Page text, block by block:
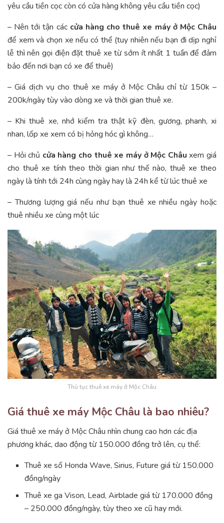
yêu cầu tiền cọc còn có cửa hàng không yêu cầu tiền cọc)
– Nên tới tận các cửa hàng cho thuê xe máy ở Mộc Châu
để xem và chọn xe nếu có thể (tuy nhiên nếu bạn đi dịp nghỉ
lễ thì nên gọi điện đặt thuê xe từ sớm ít nhất 1 tuần để đảm
bảo đến nơi bạn có xe để thuê)
– Giá dịch vụ cho thuê xe máy ở Mộc Châu chỉ từ 150k –
200k/ngày tùy vào dòng xe và thời gian thuê xe.
– Khi thuê xe, nhớ kiểm tra thật kỹ đèn, gương, phanh, xi
nhan, lốp xe xem có bị hỏng hóc gì không…
– Hỏi chủ cửa hàng cho thuê xe máy ở Mộc Châu xem giá
cho thuê xe tính theo thời gian như thế nào, thuê xe theo
ngày là tính tới 24h cùng ngày hay là 24h kể từ lúc thuê xe
– Thương lượng giá nếu như bạn thuê xe nhiều ngày hoặc
thuê nhiều xe cùng một lúc
Thủ tục thuê xe máy ở Mộc Châu
Giá thuê xe máy Mộc Châu là bao nhiêu?
Giá thuê xe máy ở Mộc Châu nhìn chung cao hơn các địa
phương khác, dao động từ 150.000 đồng trở lên, cụ thể:
Thuê xe số Honda Wave, Sirius, Future giá từ 150.000
đồng/ngày
Thuê xe ga Vison, Lead, Airblade giá từ 170.000 đồng
– 250.000 đồng/ngày, tùy theo xe cũ hay mới.